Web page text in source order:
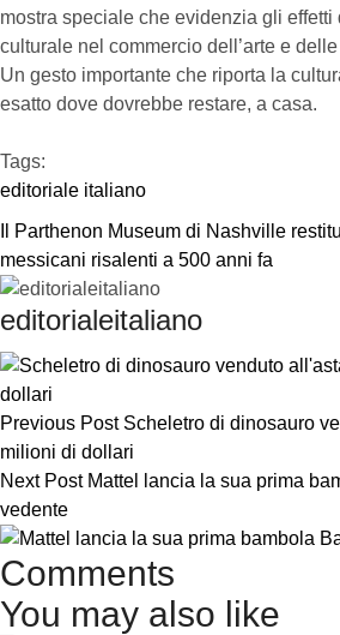
mostra speciale che evidenzia gli
culturale nel commercio dell’arte e
Un gesto importante che riporta la
esatto dove dovrebbe restare, a casa.
Tags:
editoriale italiano
Il Parthenon Museum di Nashville
messicani risalenti a 500 anni fa
editorialeitaliano
Previous Post Scheletro di dinosauro
milioni di dollari
Next Post Mattel lancia la sua prima
vedente
Comments
You may also like